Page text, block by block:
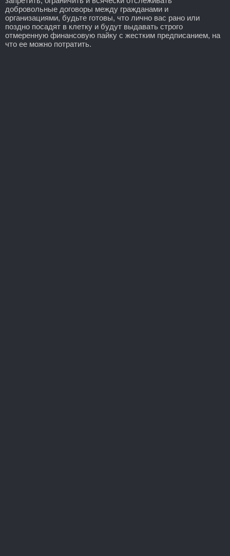
добровольные договоры между гражданами и
организациями, будьте готовы, что лично вас рано или
поздно посадят в клетку и будут выдавать строго
отмеренную финансовую пайку с жестким предписанием, на
что ее можно потратить.